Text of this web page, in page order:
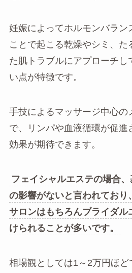
妊娠によってホルモンバラン
ことで起こる乾燥やシミ、た
た肌トラブルにアプローチし
い点が特徴です。
手技によるマッサージ中心の
で、リンパや血液循環が促進
効果が期待できます。
フェイシャルエステの場合
の影響がないと言われており
サロンはもちろんブライダル
けられることが多いです。
相場観としては1～2万円ほど